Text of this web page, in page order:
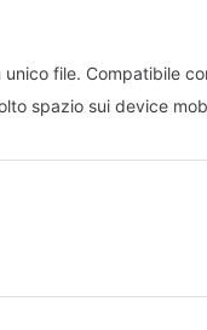
file. Compatibile
spazio sui device